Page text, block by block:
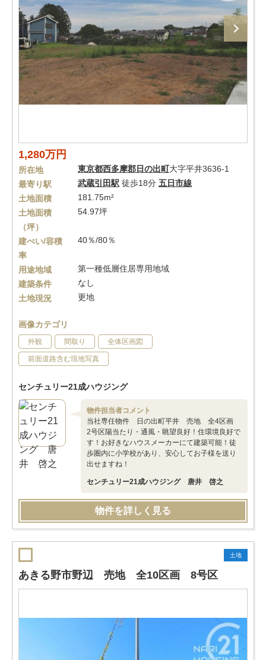
1,280万円
所在地 東京都西多摩郡日の出町大字平井3636-1
最寄り駅
武蔵引田駅 徒歩18分 五日市線
土地面積
181.75m²
土地面積
（坪）
54.97坪
建ぺい/容積
率
40％/80％
用途地域
第一種低層住居専用地域
建築条件
なし
土地現況
更地
画像カテゴリ
外観 間取り 全体区画図
前面道路含む現地写真
センチュリー21成ハウジング
物件担当者コメント
当社専任物件 日の出町平井 売地 全4区画
2号区陽当たり・通風・眺望良好！住環境良好で
す！お好きなハウスメーカーにて建築可能！徒
歩圏内に小学校があり、安心してお子様を送り
出せますね！
センチュリー21成ハウジング 唐井 啓之
物件を詳しく見る
土地
あきる野市野辺 売地 全10区画 8号区